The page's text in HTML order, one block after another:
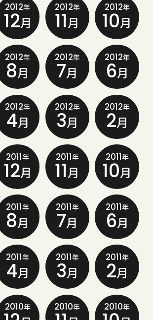
2012年
12月
2012年
11月
2012年
10月
2012年
8月
2012年
7月
2012年
6月
2012年
4月
2012年
3月
2012年
2月
2011年
12月
2011年
11月
2011年
10月
2011年
8月
2011年
7月
2011年
6月
2011年
4月
2011年
3月
2011年
2月
2010年 2010年 2010年